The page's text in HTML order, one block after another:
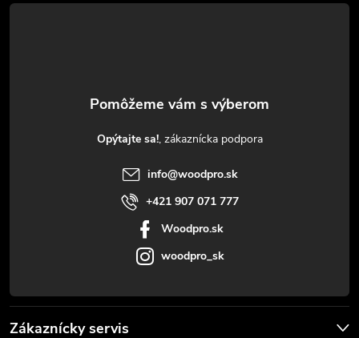
á
Zákaznícky servis
Opýtajte sa!
info@woodpro.sk
+421 907 071 777
Woodpro.sk
woodpro_sk